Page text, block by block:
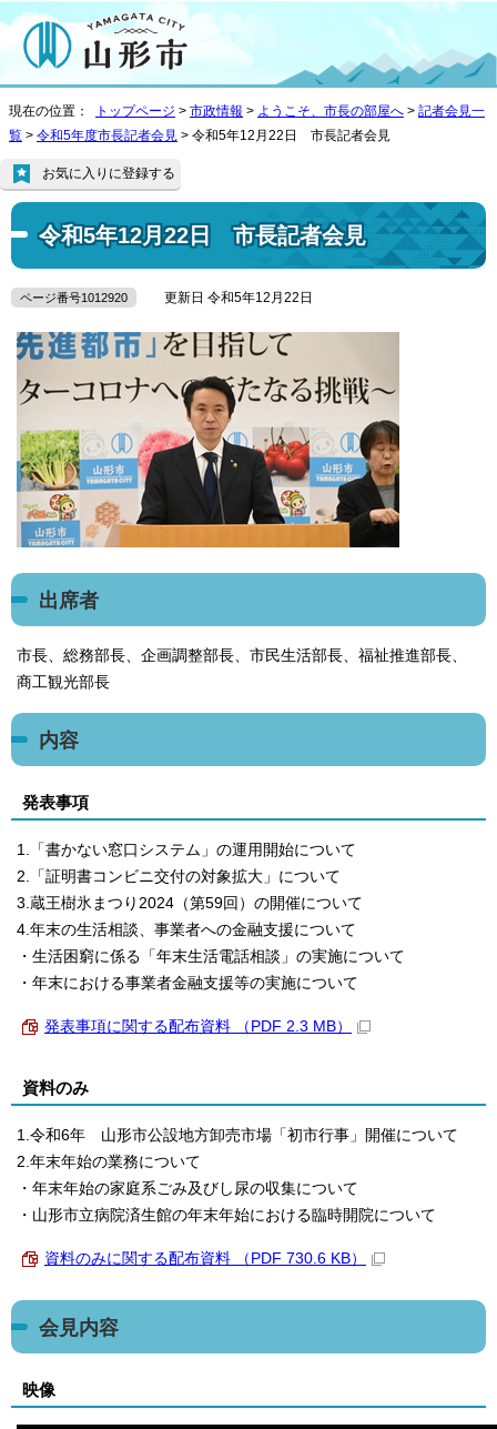
現在の位置： トップページ > 市政情報 > ようこそ、市長の部屋へ > 記者会見一
覧 > 令和5年度市長記者会見 > 令和5年12月22日 市長記者会見
令和5年12月22日 市長記者会見
お気に入りに登録する
ページ番号1012920 更新日 令和5年12月22日
出席者
市長、総務部長、企画調整部長、市民生活部長、福祉推進部長、
商工観光部長
内容
発表事項
1.「書かない窓口システム」の運用開始について
2.「証明書コンビニ交付の対象拡大」について
3.蔵王樹氷まつり2024（第59回）の開催について
4.年末の生活相談、事業者への金融支援について
・生活困窮に係る「年末生活電話相談」の実施について
・年末における事業者金融支援等の実施について
発表事項に関する配布資料 （PDF 2.3 MB）
資料のみ
1.令和6年 山形市公設地方卸売市場「初市行事」開催について
2.年末年始の業務について
・年末年始の家庭系ごみ及びし尿の収集について
・山形市立病院済生館の年末年始における臨時開院について
資料のみに関する配布資料 （PDF 730.6 KB）
会見内容
映像